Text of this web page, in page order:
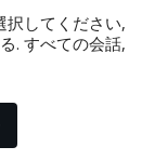
択してください,
. すべての会話,